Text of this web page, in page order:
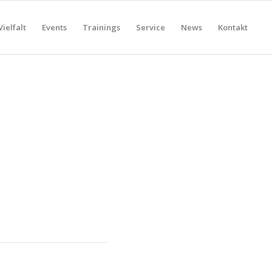
Events Trainings Service News Kontakt